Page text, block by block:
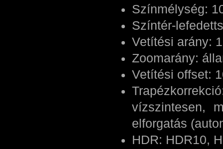
Színmélység:
Színtér-
Vetítési arány:
Zoomarány:
Vetítési offset:
vízszintesen,
elforgatás
HDR: HDR10,